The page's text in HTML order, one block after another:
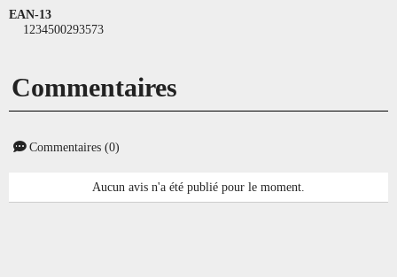
EAN-13
1234500293573
Commentaires
Commentaires (0)
Aucun avis n'a été publié pour le moment.